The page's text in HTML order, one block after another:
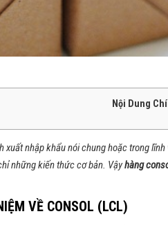
Nội Dung
xuất nhập khẩu nói chung hoặc trong
những kiến thức cơ bản. Vậyhàng
VỀ CONSOL (LCL)